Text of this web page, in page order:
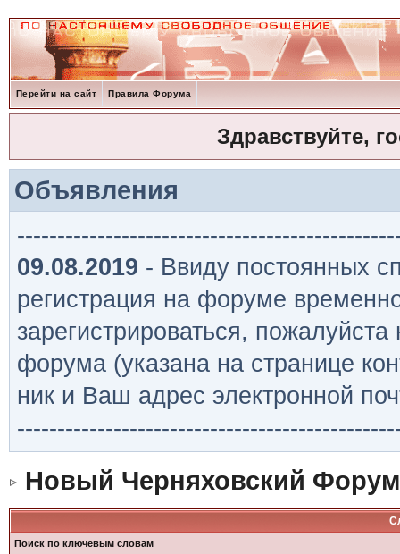
Перейти на сайт Правила Форума
Здравствуйте,
Объявления
09.08.2019 - Ввиду постоянных
регистрация на форуме
зарегистрироваться,
форума (указана на странице
ник и Ваш адрес электронной
Новый Черняховский Форум
Поиск по ключевым словам